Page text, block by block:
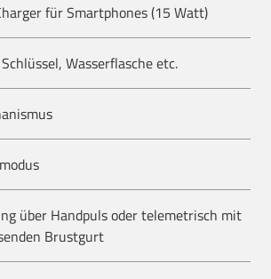
für Smartphones (15 Watt)
Wasserflasche etc.
über Handpuls oder telemetrisch mit
Brustgurt